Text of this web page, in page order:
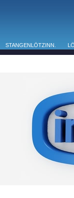
STANGENLÖTZINN.